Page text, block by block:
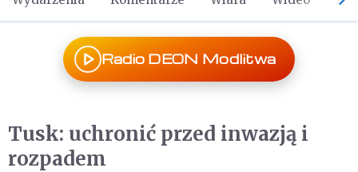
Radio DEON Modlitwa
Tusk: uchronić przed inwazją i
rozpadem